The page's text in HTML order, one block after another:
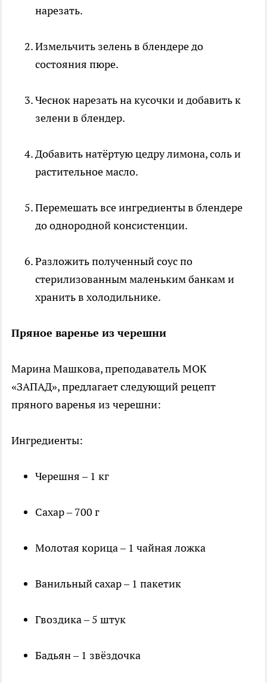
нарезать.
Измельчить зелень в блендере до
состояния пюре.
Чеснок нарезать на кусочки и добавить к
зелени в блендер.
Добавить натёртую цедру лимона, соль и
растительное масло.
Перемешать все ингредиенты в блендере
до однородной консистенции.
Разложить полученный соус по
стерилизованным маленьким банкам и
хранить в холодильнике.
Пряное варенье из черешни
Марина Машкова, преподаватель МОК
«ЗАПАД», предлагает следующий рецепт
пряного варенья из черешни:
Ингредиенты:
Черешня – 1 кг
Сахар – 700 г
Молотая корица – 1 чайная ложка
Ванильный сахар – 1 пакетик
Гвоздика – 5 штук
Бадьян – 1 звёздочка